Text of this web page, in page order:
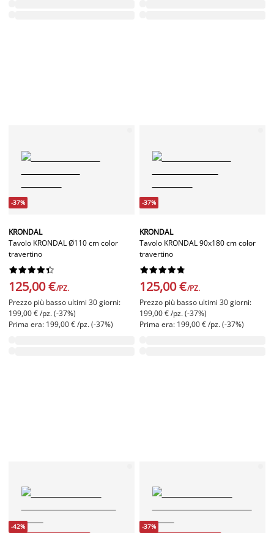
-37%
KRONDAL
Tavolo KRONDAL Ø110 cm color
travertino






125,00 €/PZ.
Prezzo più basso ultimi 30 giorni:
199,00 € /pz. (-37%)
Prima era: 199,00 € /pz. (-37%)
-37%
KRONDAL
Tavolo KRONDAL 90x180 cm color
travertino






125,00 €/PZ.
Prezzo più basso ultimi 30 giorni:
199,00 € /pz. (-37%)
Prima era: 199,00 € /pz. (-37%)
-42%
-37%